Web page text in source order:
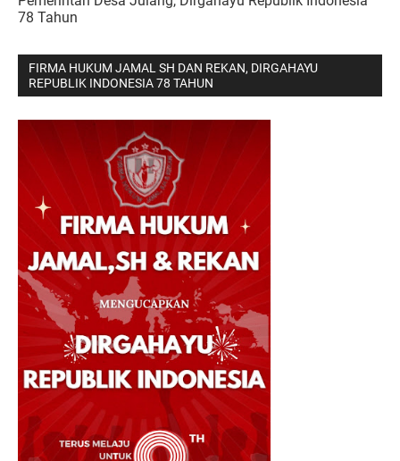
78 Tahun
FIRMA HUKUM JAMAL SH DAN REKAN, DIRGAHAYU
REPUBLIK INDONESIA 78 TAHUN